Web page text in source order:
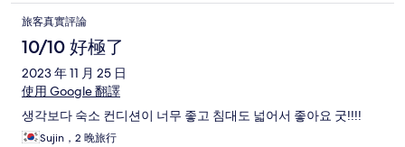
旅客真實評論
10/10 好極了
2023 年 11 月 25 日
使用 Google 翻譯
생각보다 숙소 컨디션이 너무 좋고 침대도 넓어서 좋아요 굿!!!!
Sujin，2 晚旅行